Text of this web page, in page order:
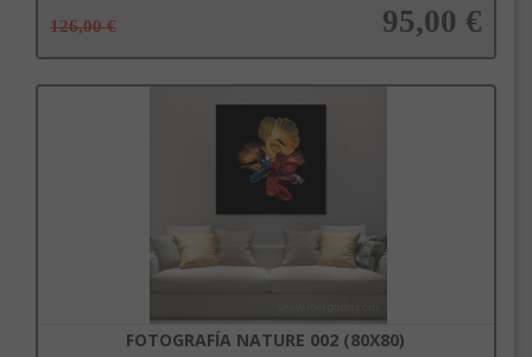
126,00 € 95,00 €
Añadir a la cesta
FOTOGRAFÍA NATURE 002 (80X80)